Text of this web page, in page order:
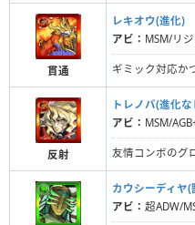
貫通
レキオウ(進化)
アビ： MSM/リ
ギミック対応か
反射
トレノバ(進化な
アビ： MSM/
友情コンボのグ
カウシーディヤ(
アビ： 超ADW/